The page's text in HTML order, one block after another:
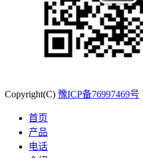
Copyright(C) 豫ICP备76997469号
首页
产品
电话